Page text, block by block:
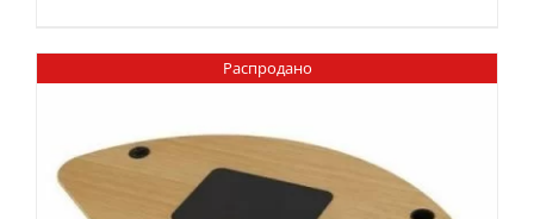
$2,048.00
–
Распродано